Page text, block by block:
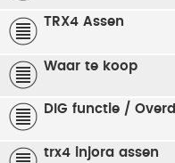
TRX4 Assen
Waar te koop
DIG functie /
trx4 injora assen